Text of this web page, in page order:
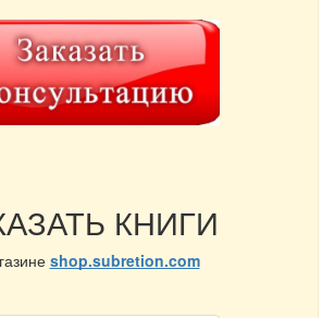
КНИГИ
shop.subretion.com